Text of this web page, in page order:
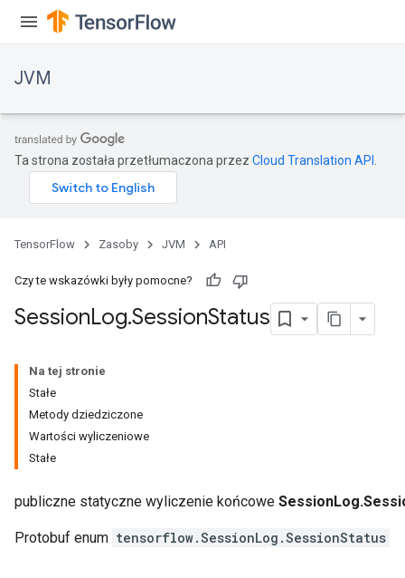
JVM
Ta strona została przetłumaczona przez Cloud Translation API
TensorFlow Zasoby JVM API
Czy te wskazówki były pomocne?
SessionLog.SessionStatus
Na tej stronie
Stałe
Metody dziedziczone
Wartości wyliczeniowe
Stałe
publiczne statyczne wyliczenie końcowe
Protobuf enum tensorflow.SessionLog.SessionStatus